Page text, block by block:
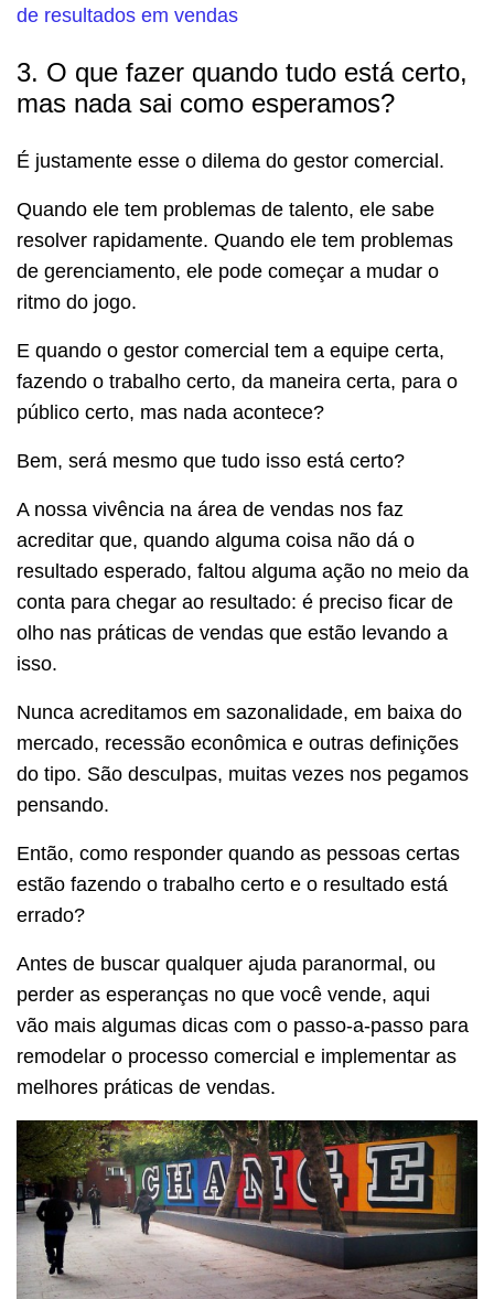
de resultados em vendas
3. O que fazer quando tudo está certo,
mas nada sai como esperamos?
É justamente esse o dilema do gestor comercial.
Quando ele tem problemas de talento, ele sabe
resolver rapidamente. Quando ele tem problemas
de gerenciamento, ele pode começar a mudar o
ritmo do jogo.
E quando o gestor comercial tem a equipe certa,
fazendo o trabalho certo, da maneira certa, para o
público certo, mas nada acontece?
Bem, será mesmo que tudo isso está certo?
A nossa vivência na área de vendas nos faz
acreditar que, quando alguma coisa não dá o
resultado esperado, faltou alguma ação no meio da
conta para chegar ao resultado: é preciso ficar de
olho nas práticas de vendas que estão levando a
isso.
Nunca acreditamos em sazonalidade, em baixa do
mercado, recessão econômica e outras definições
do tipo. São desculpas, muitas vezes nos pegamos
pensando.
Então, como responder quando as pessoas certas
estão fazendo o trabalho certo e o resultado está
errado?
Antes de buscar qualquer ajuda paranormal, ou
perder as esperanças no que você vende, aqui
vão mais algumas dicas com o passo-a-passo para
remodelar o processo comercial e implementar as
melhores práticas de vendas.